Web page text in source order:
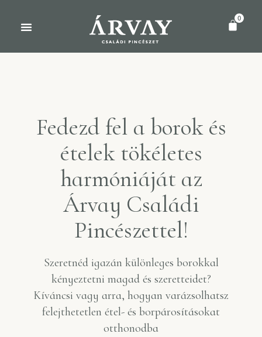
0
Fedezd fel a borok és
ételek tökéletes
harmóniáját az
Árvay Családi
Pincészettel!
Szeretnéd igazán különleges borokkal
kényeztetni magad és szeretteidet?
Kíváncsi vagy arra, hogyan varázsolhatsz
felejthetetlen étel- és borpárosításokat
otthonodba